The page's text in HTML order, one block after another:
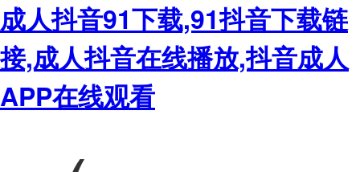
成人抖音91下载,91抖音下载链
接,成人抖音在线播放,抖音成人
APP在线观看